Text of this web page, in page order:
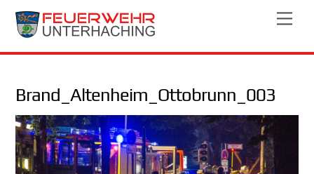
Skip
Brand_Altenheim_Ottobrunn_003